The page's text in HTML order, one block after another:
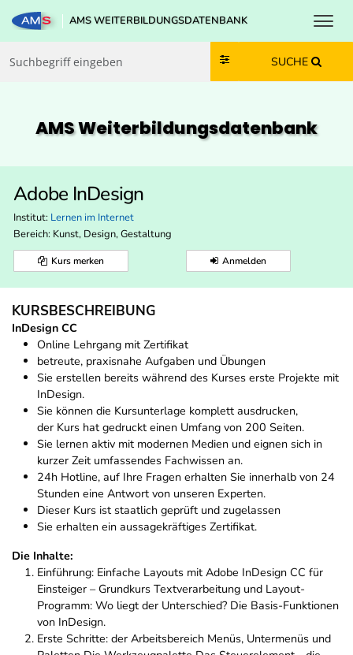
Zum Inhalt springen
Zum Navmenü springen
Zur Suche springen
Zur Footer springen
AMS WEITERBILDUNGSDATENBANK
SUCHE
AMS Weiterbildungs­datenbank
Adobe InDesign
Institut: Lernen im Internet
Bereich: Kunst, Design, Gestaltung
Kurs merken Anmelden
KURSBESCHREIBUNG
InDesign CC
Online Lehrgang mit Zertifikat
betreute, praxisnahe Aufgaben und Übungen
Sie erstellen bereits während des Kurses erste Projekte mit
InDesign.
Sie können die Kursunterlage komplett ausdrucken,
der Kurs hat gedruckt einen Umfang von 200 Seiten.
Sie lernen aktiv mit modernen Medien und eignen sich in
kurzer Zeit umfassendes Fachwissen an.
24h Hotline, auf Ihre Fragen erhalten Sie innerhalb von 24
Stunden eine Antwort von unseren Experten.
Dieser Kurs ist staatlich geprüft und zugelassen
Sie erhalten ein aussagekräftiges Zertifikat.
Die Inhalte:
Einführung: Einfache Layouts mit Adobe InDesign CC für
Einsteiger – Grundkurs Textverarbeitung und Layout-
Programm: Wo liegt der Unterschied? Die Basis-Funktionen
von InDesign.
Erste Schritte: der Arbeitsbereich Menüs, Untermenüs und